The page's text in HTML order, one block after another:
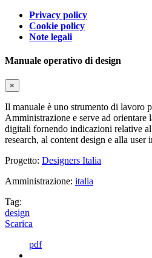
Privacy policy
Cookie policy
Note legali
Manuale operativo di design
×
Il manuale è uno strumento di lavoro
Amministrazione e serve ad orientare
digitali fornendo indicazioni relative
research, al content design e alla user
Progetto: Designers Italia
Amministrazione: italia
Tag:
design
Scarica
pdf